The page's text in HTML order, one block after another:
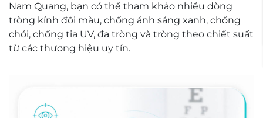
Nam Quang, bạn có thể tham khảo nhiều dòng
tròng kính đổi màu, chống ánh sáng xanh, chống
chói, chống tia UV, đa tròng và tròng theo chiết suất
từ các thương hiệu uy tín.